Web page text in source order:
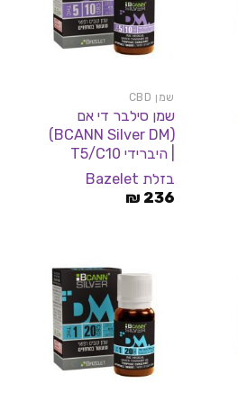
שמן CBD
שמן סילבר די אם
(BCANN Silver DM)
| היברידי T5/C10
בזלת Bazelet
236
₪